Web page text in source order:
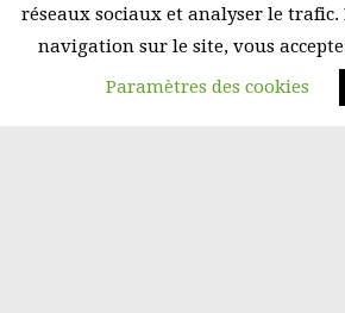
réseaux sociaux et analyser le
navigation sur le site, vous
Paramètres des cookies